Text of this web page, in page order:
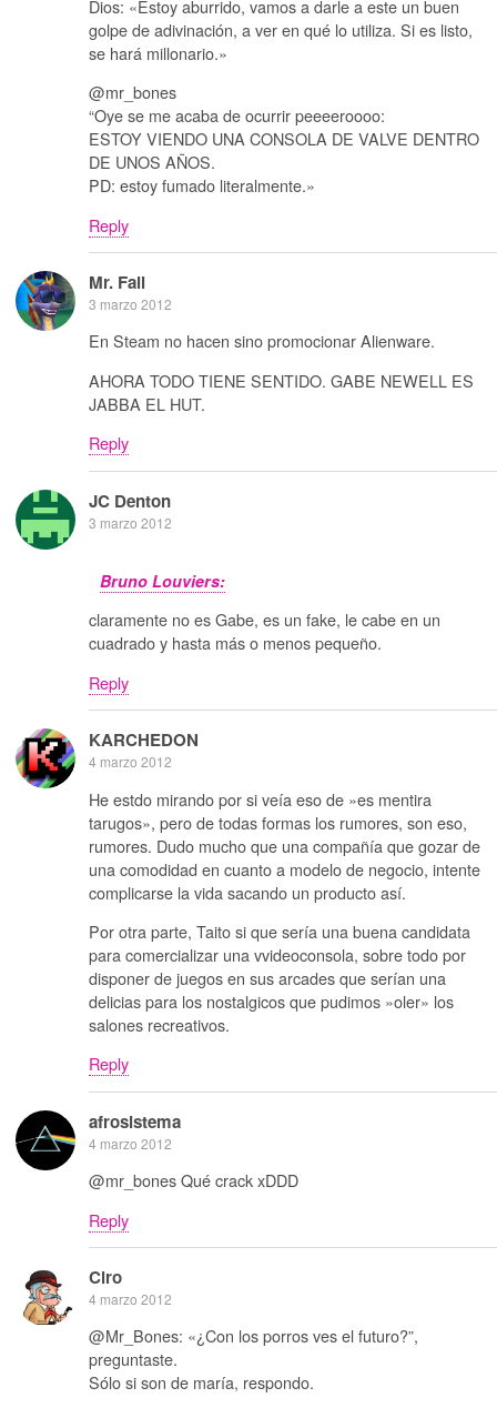
Dios: «Estoy aburrido, vamos a darle a este un buen
golpe de adivinación, a ver en qué lo utiliza. Si es listo,
se hará millonario.»
@mr_bones
“Oye se me acaba de ocurrir peeeeroooo:
ESTOY VIENDO UNA CONSOLA DE VALVE DENTRO
DE UNOS AÑOS.
PD: estoy fumado literalmente.»
Reply
Mr. Fail
3 marzo 2012
En Steam no hacen sino promocionar Alienware.
AHORA TODO TIENE SENTIDO. GABE NEWELL ES
JABBA EL HUT.
Reply
JC Denton
3 marzo 2012
Bruno Louviers:
claramente no es Gabe, es un fake, le cabe en un
cuadrado y hasta más o menos pequeño.
Reply
KARCHEDON
4 marzo 2012
He estdo mirando por si veía eso de »es mentira
tarugos», pero de todas formas los rumores, son eso,
rumores. Dudo mucho que una compañía que gozar de
una comodidad en cuanto a modelo de negocio, intente
complicarse la vida sacando un producto así.
Por otra parte, Taito si que sería una buena candidata
para comercializar una vvideoconsola, sobre todo por
disponer de juegos en sus arcades que serían una
delicias para los nostalgicos que pudimos »oler» los
salones recreativos.
Reply
afrosistema
4 marzo 2012
@mr_bones Qué crack xDDD
Reply
Ciro
4 marzo 2012
@Mr_Bones: «¿Con los porros ves el futuro?”,
preguntaste.
Sólo si son de maría, respondo.